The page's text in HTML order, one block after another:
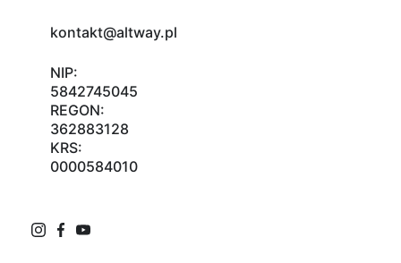
kontakt@altway.pl
NIP:
5842745045
REGON:
362883128
KRS:
0000584010